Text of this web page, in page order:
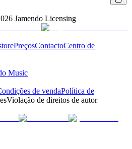
Jamendo Licensing
PreçosContactoCentro de
Music
de vendaPolítica de
Violação de direitos de autor